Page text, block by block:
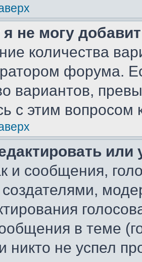
не могу
количества
форума.
вариантов,
с этим вопросом
и сообщения,
создателями,
в теме
никто не успел